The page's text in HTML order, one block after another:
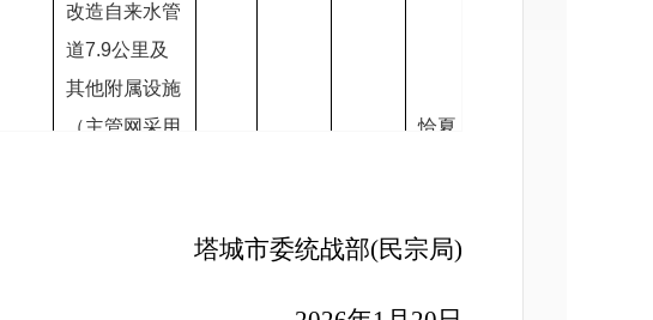
改造自来水管
道7.9公里及
其他附属设施
（主管网采用
恰夏
府
塔城市委统战部(民宗局)